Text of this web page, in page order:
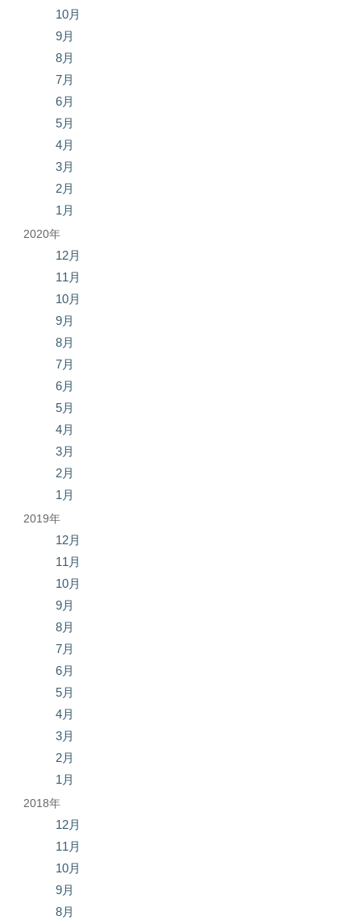
10月
9月
8月
7月
6月
5月
4月
3月
2月
1月
2020年
12月
11月
10月
9月
8月
7月
6月
5月
4月
3月
2月
1月
2019年
12月
11月
10月
9月
8月
7月
6月
5月
4月
3月
2月
1月
2018年
12月
11月
10月
9月
8月